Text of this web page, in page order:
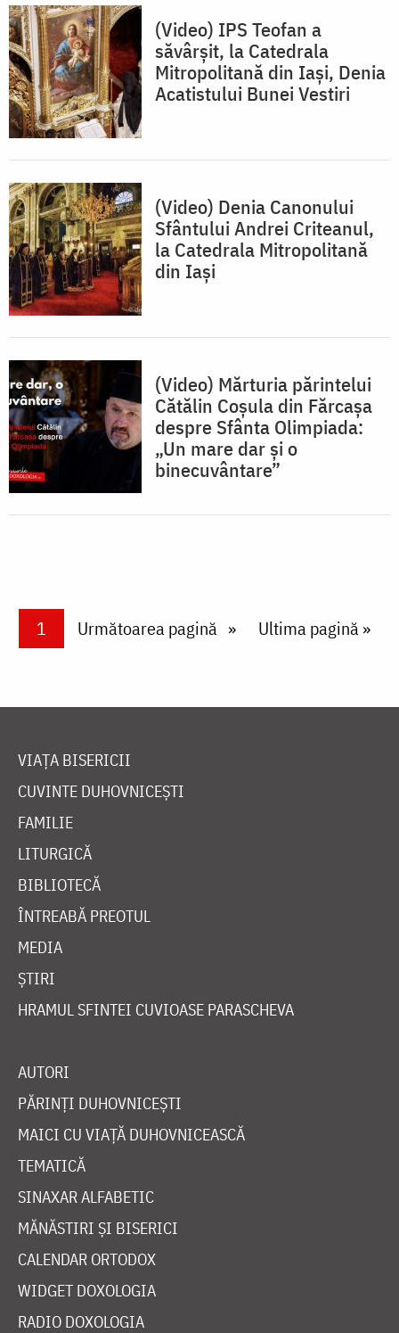
(Video) IPS Teofan a
săvârșit, la Catedrala
Mitropolitană din Iași, Denia
Acatistului Bunei Vestiri
(Video) Denia Canonului
Sfântului Andrei Criteanul,
la Catedrala Mitropolitană
din Iași
(Video) Mărturia părintelui
Cătălin Coșula din Fărcașa
despre Sfânta Olimpiada:
„Un mare dar și o
binecuvântare”
PaginareCurrent page
1 Next page
Următoarea pagină Last page
Ultima pagină »
VIAȚA BISERICII
CUVINTE DUHOVNICEȘTI
FAMILIE
LITURGICĂ
BIBLIOTECĂ
ÎNTREABĂ PREOTUL
MEDIA
ȘTIRI
HRAMUL SFINTEI CUVIOASE PARASCHEVA
AUTORI
PĂRINȚI DUHOVNICEȘTI
MAICI CU VIAȚĂ DUHOVNICEASCĂ
TEMATICĂ
SINAXAR ALFABETIC
MĂNĂSTIRI ȘI BISERICI
CALENDAR ORTODOX
WIDGET DOXOLOGIA
RADIO DOXOLOGIA